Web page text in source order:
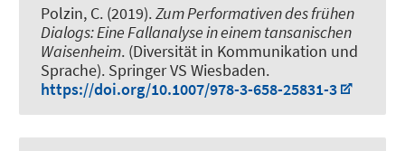
Polzin, C. (2019).Zum Performativen des frühen
Dialogs: Eine Fallanalyse in einem tansanischen
Waisenheim. (Diversität in Kommunikation und
Sprache). Springer VS Wiesbaden.
https://doi.org/10.1007/978-3-658-25831-3